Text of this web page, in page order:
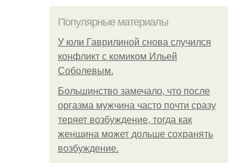
Популярные материалы
У юли Гаврилиной снова случился
конфликт с комиком Ильей
Соболевым.
Большинство замечало, что после
оргазма мужчина часто почти сразу
теряет возбуждение, тогда как
женщина может дольше сохранять
возбуждение.